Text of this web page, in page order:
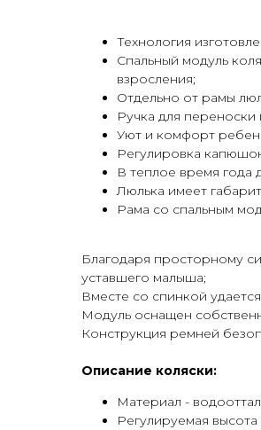
Технология
Спальный модуль
взросления;
Отдельно от рамы
Ручка для
Уют и комфорт
Регулировка
В теплое время года
Люлька имеет
Рама со спальным
Благодаря просторному
уставшего малыша;
Вместе со спинкой
Модуль оснащен
Конструкция ремней
Описание коляски:
Материал -
Регулируемая высота